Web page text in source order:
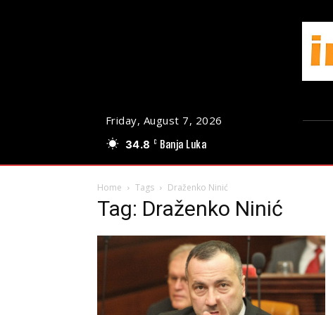
Friday, August 7, 2026
34.8 C Banja Luka
Home Tags Draženko Ninić
Tag: Draženko Ninić